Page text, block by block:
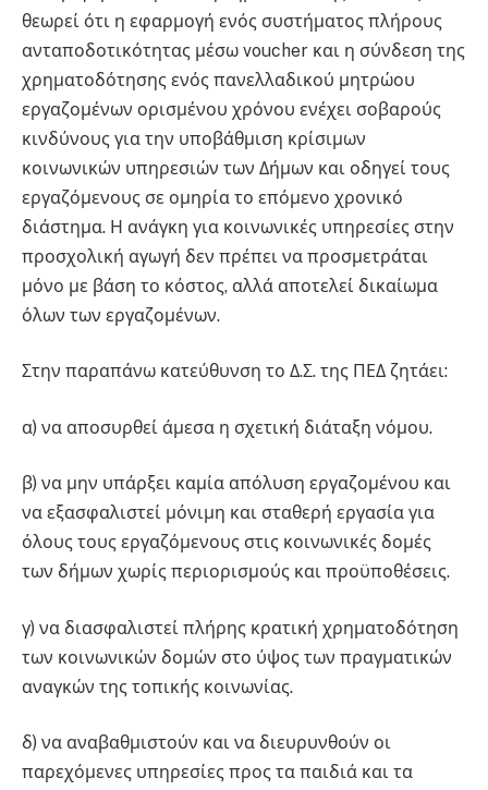
θεωρεί ότι η εφαρμογή ενός συστήματος πλήρους
ανταποδοτικότητας μέσω voucher και η σύνδεση της
χρηματοδότησης ενός πανελλαδικού μητρώου
εργαζομένων ορισμένου χρόνου ενέχει σοβαρούς
κινδύνους για την υποβάθμιση κρίσιμων
κοινωνικών υπηρεσιών των Δήμων και οδηγεί τους
εργαζόμενους σε ομηρία το επόμενο χρονικό
διάστημα. Η ανάγκη για κοινωνικές υπηρεσίες στην
προσχολική αγωγή δεν πρέπει να προσμετράται
μόνο με βάση το κόστος, αλλά αποτελεί δικαίωμα
όλων των εργαζομένων.
Στην παραπάνω κατεύθυνση το Δ.Σ. της ΠΕΔ ζητάει:
α) να αποσυρθεί άμεσα η σχετική διάταξη νόμου.
β) να μην υπάρξει καμία απόλυση εργαζομένου και
να εξασφαλιστεί μόνιμη και σταθερή εργασία για
όλους τους εργαζόμενους στις κοινωνικές δομές
των δήμων χωρίς περιορισμούς και προϋποθέσεις.
γ) να διασφαλιστεί πλήρης κρατική χρηματοδότηση
των κοινωνικών δομών στο ύψος των πραγματικών
αναγκών της τοπικής κοινωνίας.
δ) να αναβαθμιστούν και να διευρυνθούν οι
παρεχόμενες υπηρεσίες προς τα παιδιά και τα